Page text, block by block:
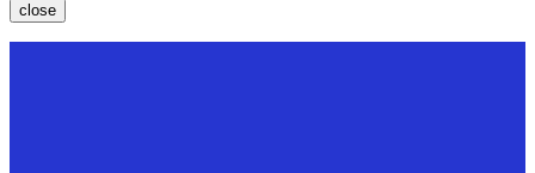
close